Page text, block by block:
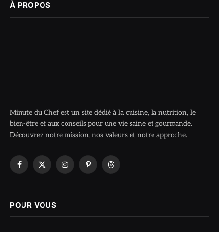
À PROPOS
Minute du Chef est un site dédié à la cuisine, la nutrition, le
bien-être et aux conseils pour une vie saine et gourmande.
Découvrez notre mission, nos valeurs et notre approche.
Facebook
X
InstagramPinterestThreads
POUR VOUS